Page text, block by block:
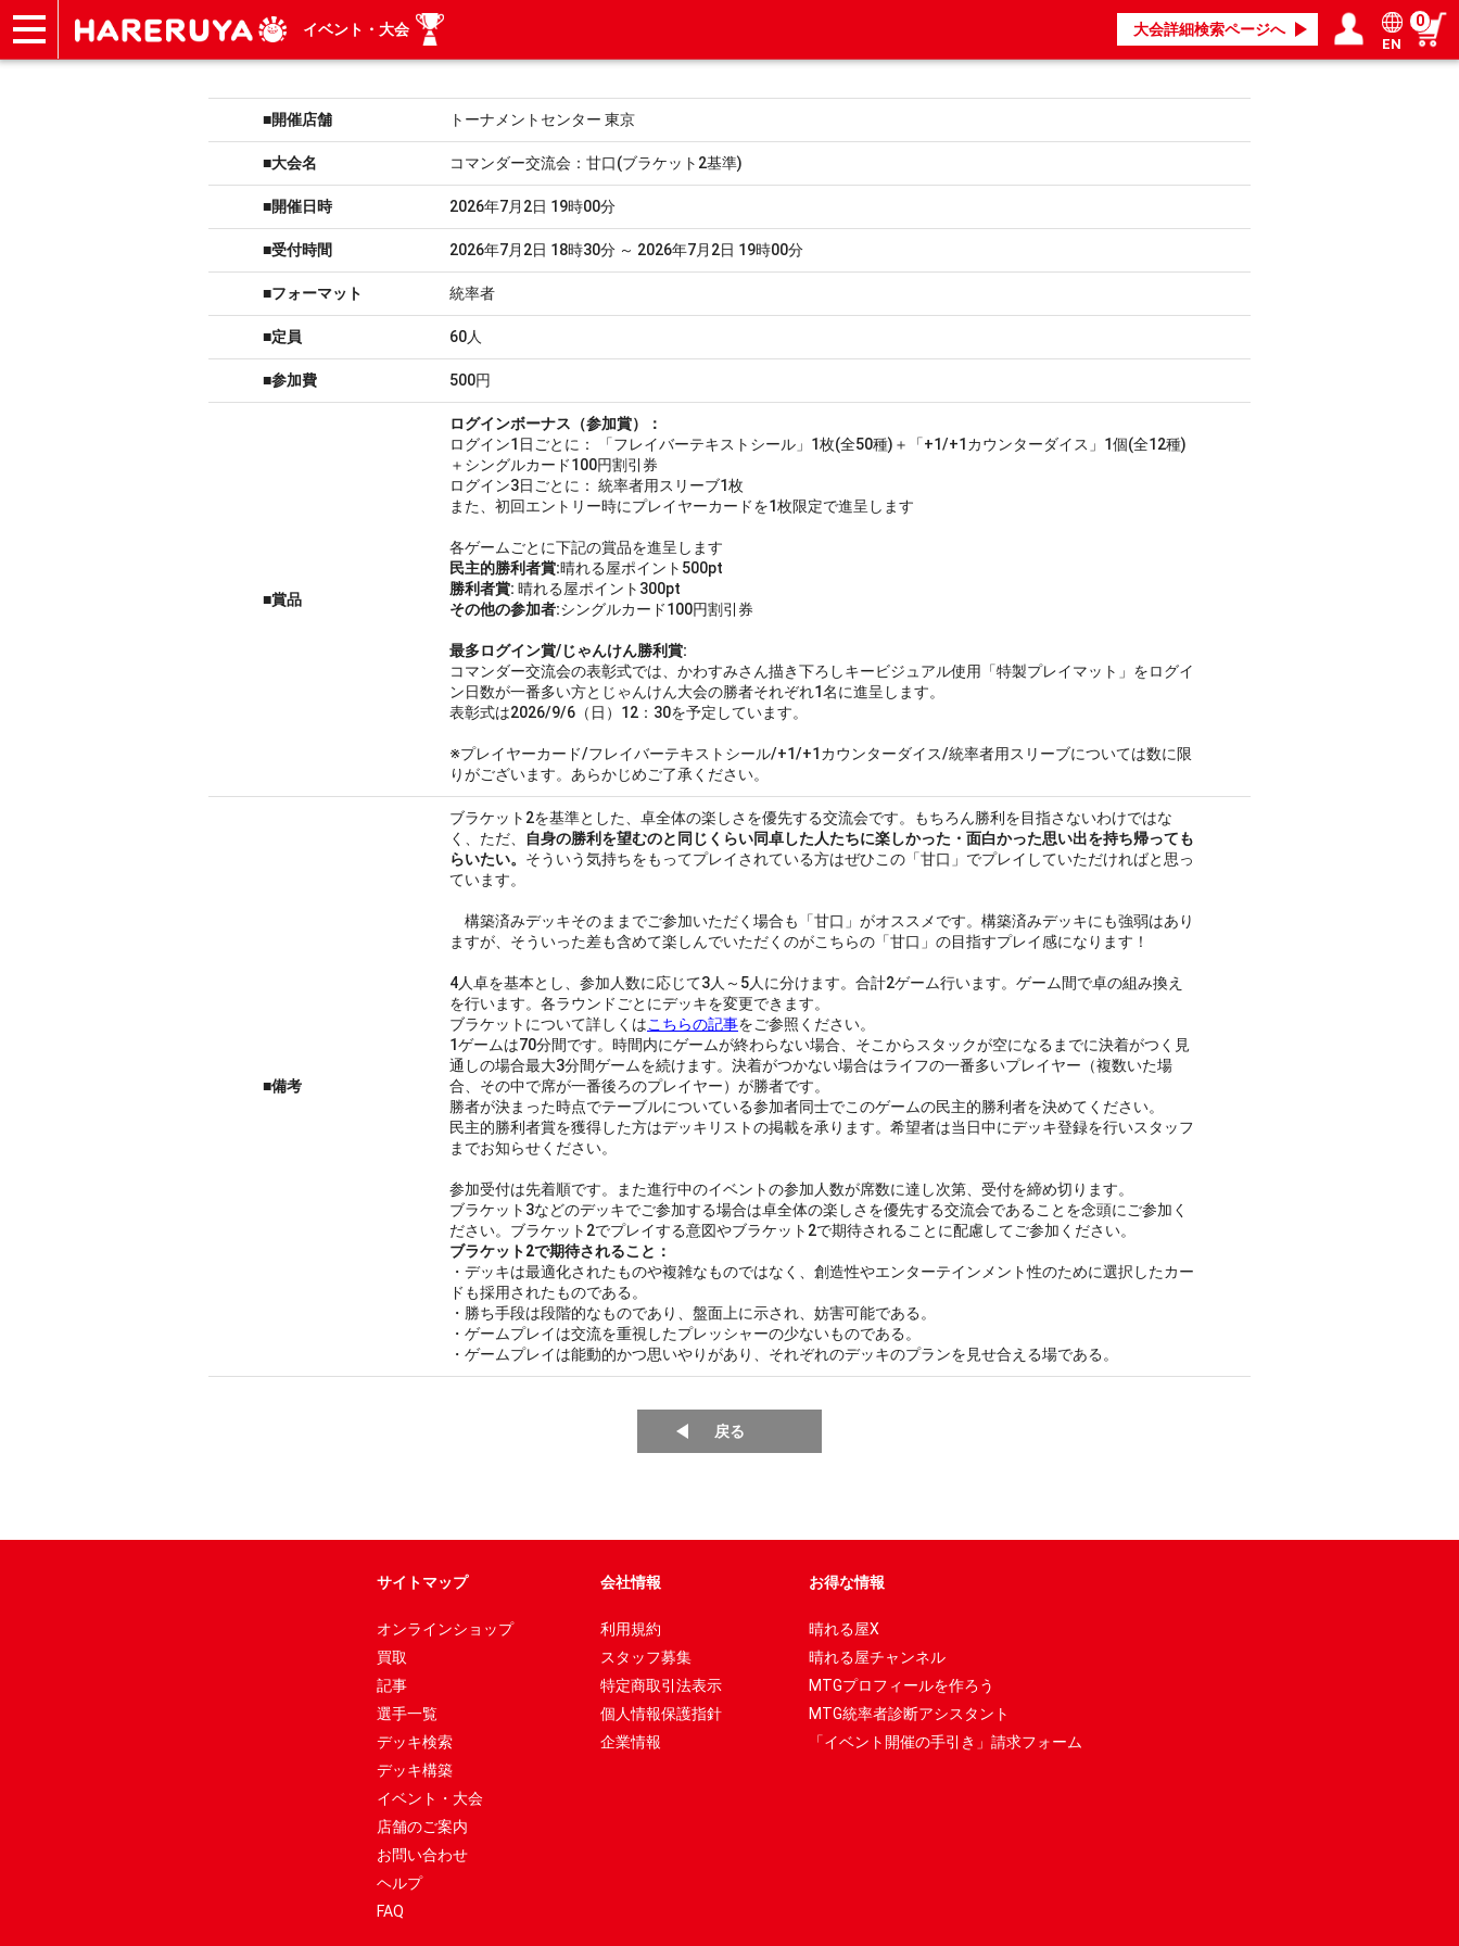
イベント・大会 大会詳細検索ページへ
EN
0
■開催店舗 トーナメントセンター 東京
■大会名 コマンダー交流会：甘口(ブラケット2基準)
■開催日時 2026年7月2日 19時00分
■受付時間 2026年7月2日 18時30分 ～ 2026年7月2日 19時00分
■フォーマット 統率者
■定員 60人
■参加費 500円
■賞品
ログインボーナス（参加賞）：
ログイン1日ごとに： 「フレイバーテキストシール」1枚(全50種)＋「+1/+1カウンターダイス」1個(全12種)
＋シングルカード100円割引券
ログイン3日ごとに： 統率者用スリーブ1枚
また、初回エントリー時にプレイヤーカードを1枚限定で進呈します
各ゲームごとに下記の賞品を進呈します
民主的勝利者賞:晴れる屋ポイント500pt
勝利者賞: 晴れる屋ポイント300pt
その他の参加者:シングルカード100円割引券
最多ログイン賞/じゃんけん勝利賞:
コマンダー交流会の表彰式では、かわすみさん描き下ろしキービジュアル使用「特製プレイマット」をログイ
ン日数が一番多い方とじゃんけん大会の勝者それぞれ1名に進呈します。
表彰式は2026/9/6（日）12：30を予定しています。
※プレイヤーカード/フレイバーテキストシール/+1/+1カウンターダイス/統率者用スリーブについては数に限
りがございます。あらかじめご了承ください。
■備考
ブラケット2を基準とした、卓全体の楽しさを優先する交流会です。もちろん勝利を目指さないわけではな
く、ただ、
自身の勝利を望むのと同じくらい同卓した人たちに楽しかった・面白かった思い出を持ち帰っても
らいたい。 そういう気持ちをもってプレイされている方はぜひこの「甘口」でプレイしていただければと思っ
ています。
構築済みデッキそのままでご参加いただく場合も「甘口」がオススメです。構築済みデッキにも強弱はあり
ますが、そういった差も含めて楽しんでいただくのがこちらの「甘口」の目指すプレイ感になります！
4人卓を基本とし、参加人数に応じて3人～5人に分けます。合計2ゲーム行います。ゲーム間で卓の組み換え
を行います。各ラウンドごとにデッキを変更できます。
ブラケットについて詳しくはこちらの記事をご参照ください。
1ゲームは70分間です。時間内にゲームが終わらない場合、そこからスタックが空になるまでに決着がつく見
通しの場合最大3分間ゲームを続けます。決着がつかない場合はライフの一番多いプレイヤー（複数いた場
合、その中で席が一番後ろのプレイヤー）が勝者です。
勝者が決まった時点でテーブルについている参加者同士でこのゲームの民主的勝利者を決めてください。
民主的勝利者賞を獲得した方はデッキリストの掲載を承ります。希望者は当日中にデッキ登録を行いスタッフ
までお知らせください。
参加受付は先着順です。また進行中のイベントの参加人数が席数に達し次第、受付を締め切ります。
ブラケット3などのデッキでご参加する場合は卓全体の楽しさを優先する交流会であることを念頭にご参加く
ださい。ブラケット2でプレイする意図やブラケット2で期待されることに配慮してご参加ください。
ブラケット2で期待されること：
・デッキは最適化されたものや複雑なものではなく、創造性やエンターテインメント性のために選択したカー
ドも採用されたものである。
・勝ち手段は段階的なものであり、盤面上に示され、妨害可能である。
・ゲームプレイは交流を重視したプレッシャーの少ないものである。
・ゲームプレイは能動的かつ思いやりがあり、それぞれのデッキのプランを見せ合える場である。
戻る
サイトマップ
オンラインショップ
買取
記事
選手一覧
デッキ検索
デッキ構築
イベント・大会
店舗のご案内
お問い合わせ
ヘルプ
FAQ
会社情報
利用規約
スタッフ募集
特定商取引法表示
個人情報保護指針
企業情報
お得な情報
晴れる屋X
晴れる屋チャンネル
MTGプロフィールを作ろう
MTG統率者診断アシスタント
「イベント開催の手引き」請求フォーム